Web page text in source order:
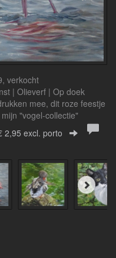
verkocht
| Olieverf | Op doek
mee, dit roze feestje
"vogel-collectie"
2,95 excl. porto